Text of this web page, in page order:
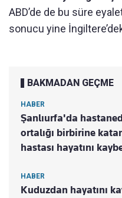
ABD’de de bu süre
sonucu yine
BAKMADAN GEÇME
HABER
Şanlıurfa'da
ortalığı birbirine
hastası hayatını
HABER
Kuduzdan hayatını